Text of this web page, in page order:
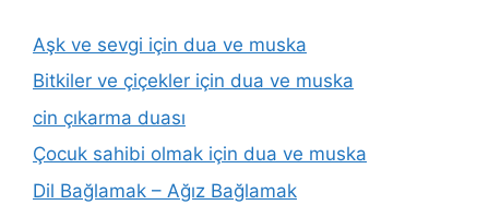
Aşk ve sevgi için dua ve muska
Bitkiler ve çiçekler için dua ve muska
cin çıkarma duası
Çocuk sahibi olmak için dua ve muska
Dil Bağlamak – Ağız Bağlamak